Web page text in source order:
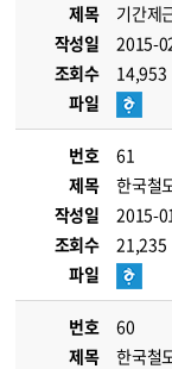
제목
기간제
작성일
2015-
조회수
14,953
파일
번호
61
제목
한국철
작성일
2015-
조회수
21,235
파일
번호
60
제목
한국철